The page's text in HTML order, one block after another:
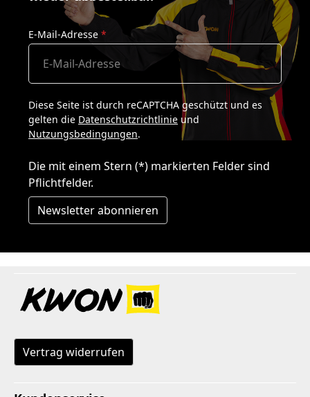
E-Mail-Adresse *
Diese Seite ist durch reCAPTCHA geschützt und es
gelten die Datenschutzrichtlinie und
Nutzungsbedingungen.
Die mit einem Stern (*) markierten Felder sind
Pflichtfelder.
Newsletter abonnieren
Vertrag widerrufen